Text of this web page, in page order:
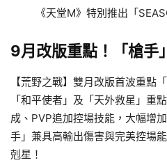
《天堂M》特別推出「
9月改版重點！「槍手
【荒野之戰】雙月改版首波重點
「和平使者」及「天外救星」重
成、PVP追加控場技能，大幅增
手」兼具高輸出傷害與完美控場
剋星！